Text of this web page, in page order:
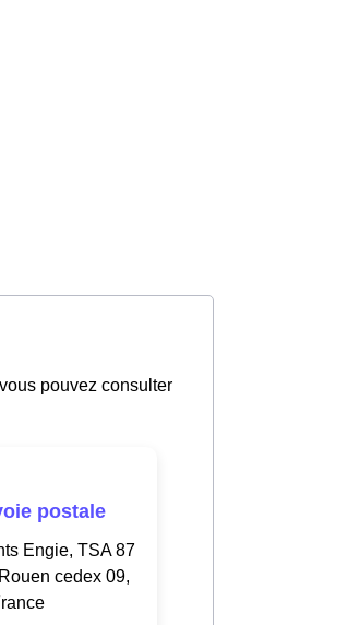
pouvez consulter
postale
Engie, TSA 87
cedex 09,